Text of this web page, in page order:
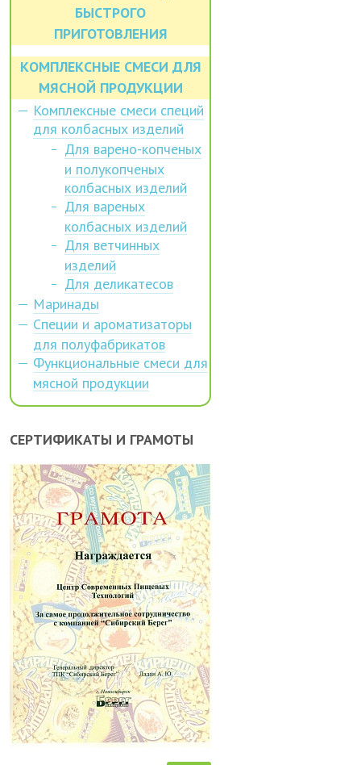
БЫСТРОГО
ПРИГОТОВЛЕНИЯ
КОМПЛЕКСНЫЕ СМЕСИ ДЛЯ
МЯСНОЙ ПРОДУКЦИИ
Комплексные смеси специй
для колбасных изделий
Для варено-копченых
и полукопченых
колбасных изделий
Для вареных
колбасных изделий
Для ветчинных
изделий
Для деликатесов
Маринады
Специи и ароматизаторы
для полуфабрикатов
Функциональные смеси для
мясной продукции
СЕРТИФИКАТЫ И ГРАМОТЫ